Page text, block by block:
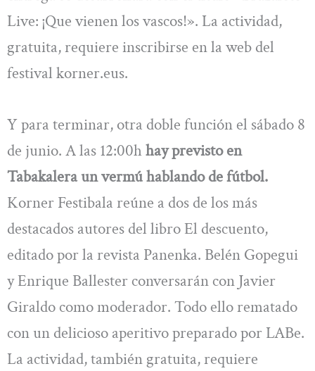
Live: ¡Que vienen los vascos!». La actividad,
gratuita, requiere inscribirse en la web del
festival korner.eus.
Y para terminar, otra doble función el sábado 8
de junio. A las 12:00hhay previsto en
Tabakalera un vermú hablando de fútbol.
Korner Festibala reúne a dos de los más
destacados autores del libro El descuento,
editado por la revista Panenka. Belén Gopegui
y Enrique Ballester conversarán con Javier
Giraldo como moderador. Todo ello rematado
con un delicioso aperitivo preparado por LABe.
La actividad, también gratuita, requiere